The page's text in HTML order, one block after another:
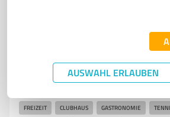
AUSWAHL ERLAUBEN
Berliner Sport-Verein 1892
Sportangeboten und Gastronom
FREIZEIT CLUBHAUS GASTRONOMIE